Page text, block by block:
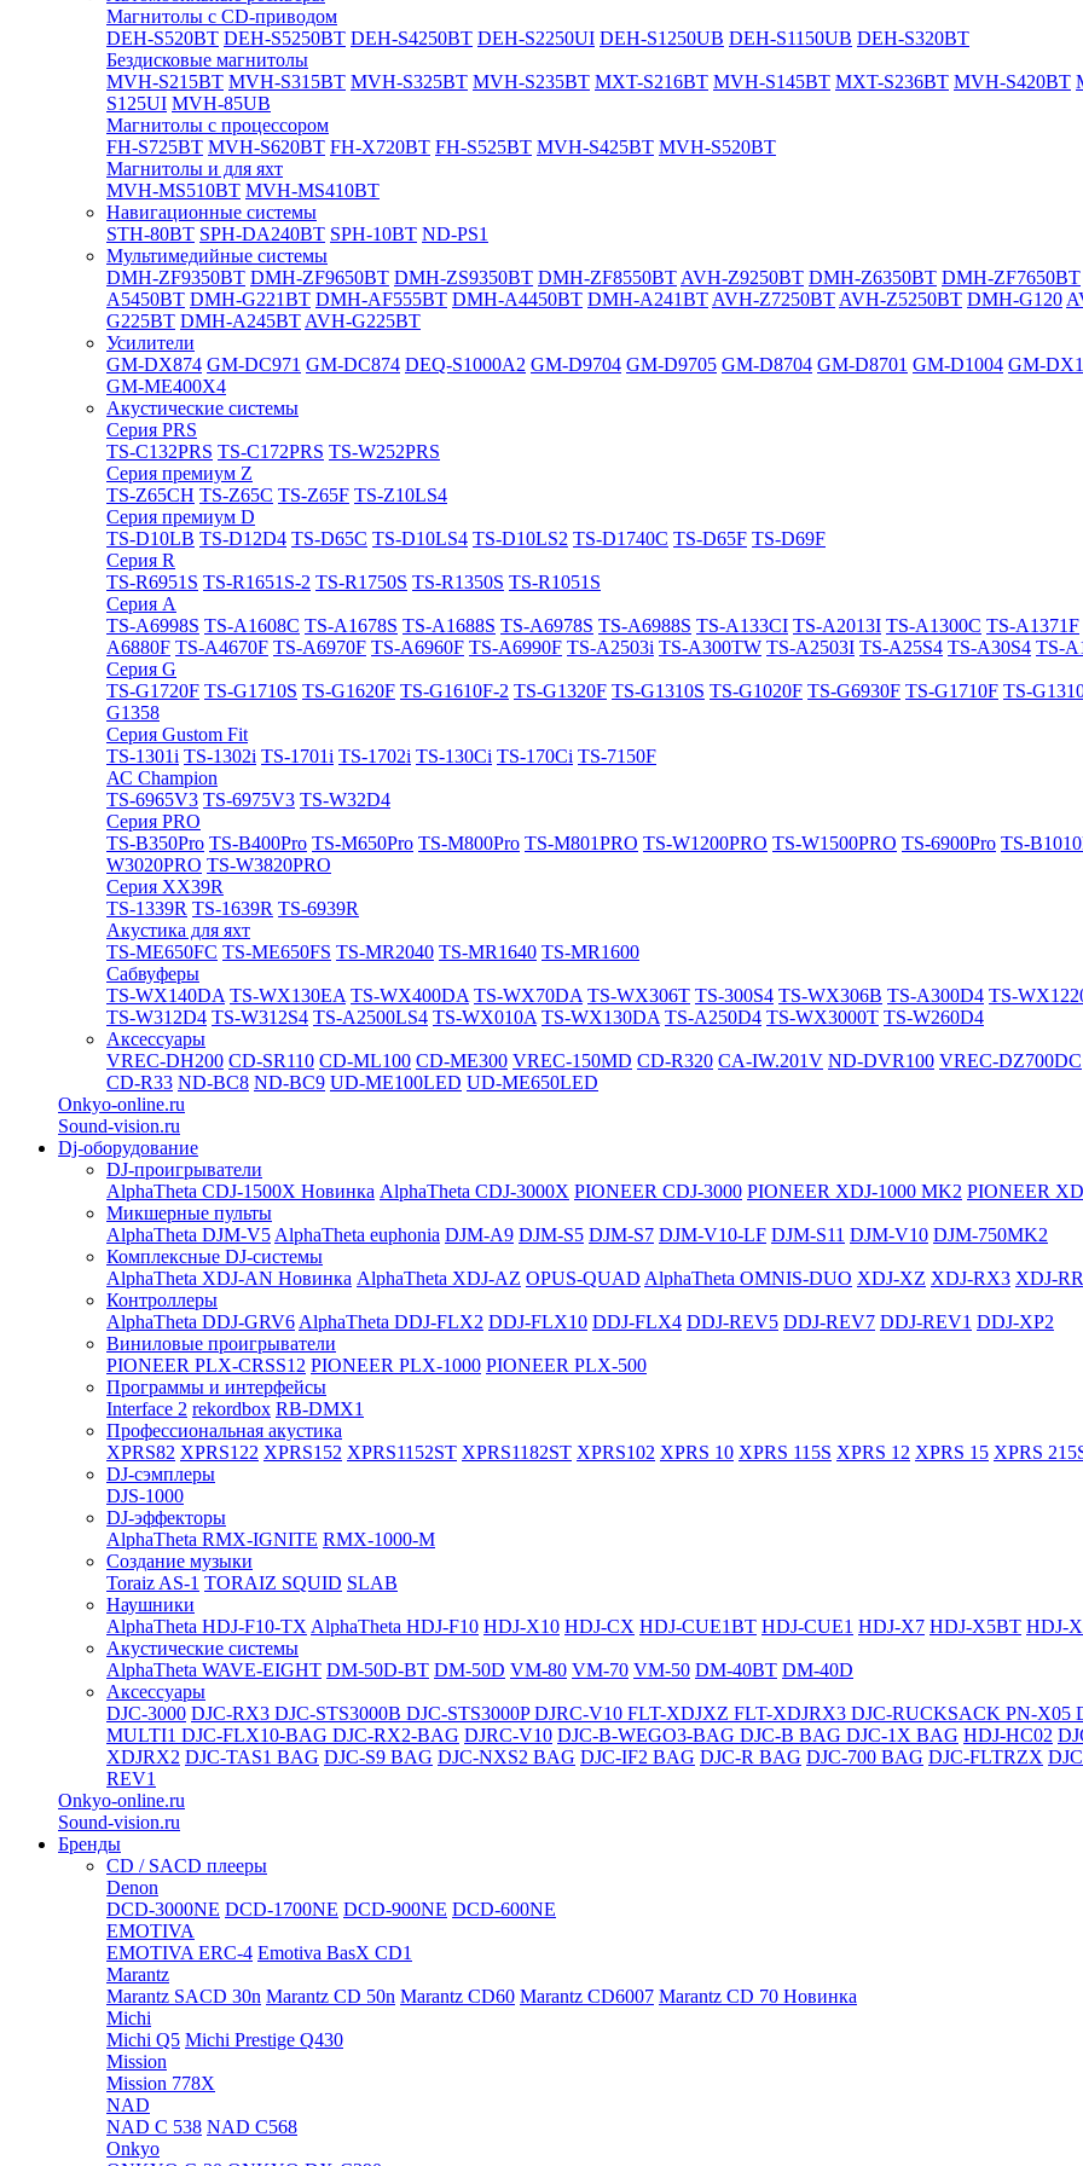
Магнитолы с CD-приводом
DEH-S520BT DEH-S5250BT DEH-S4250BT DEH-S2250UI DEH-S1250UB DEH-S1150UB DEH-S320BT
Бездисковые магнитолы
MVH-S215BT MVH-S315BT MVH-S325BT MVH-S235BT MXT-S216BT MVH-S145BT MXT-S236BT MVH-S420BT
S125UI MVH-85UB
Магнитолы с процессором
FH-S725BT MVH-S620BT FH-X720BT FH-S525BT MVH-S425BT MVH-S520BT
Магнитолы и для яхт
MVH-MS510BT MVH-MS410BT
Навигационные системы
STH-80BT SPH-DA240BT SPH-10BT ND-PS1
Мультимедийные системы
DMH-ZF9350BT DMH-ZF9650BT DMH-ZS9350BT DMH-ZF8550BT AVH-Z9250BT DMH-Z6350BT DMH-ZF7650BT
A5450BT DMH-G221BT DMH-AF555BT DMH-A4450BT DMH-A241BT AVH-Z7250BT AVH-Z5250BT DMH-G120
G225BT DMH-A245BT AVH-G225BT
Усилители
GM-DX874 GM-DC971 GM-DC874 DEQ-S1000A2 GM-D9704 GM-D9705 GM-D8704 GM-D8701 GM-D1004 GM-
GM-ME400X4
Акустические системы
Cерия PRS
TS-C132PRS TS-C172PRS TS-W252PRS
Cерия премиум Z
TS-Z65CH TS-Z65C TS-Z65F TS-Z10LS4
Cерия премиум D
TS-D10LB TS-D12D4 TS-D65C TS-D10LS4 TS-D10LS2 TS-D1740C TS-D65F TS-D69F
Cерия R
TS-R6951S TS-R1651S-2 TS-R1750S TS-R1350S TS-R1051S
Cерия A
TS-A6998S TS-A1608C TS-A1678S TS-A1688S TS-A6978S TS-A6988S TS-A133CI TS-A2013I TS-A1300C TS-A1371F
A6880F TS-A4670F TS-A6970F TS-A6960F TS-A6990F TS-A2503i TS-A300TW TS-A2503I TS-A25S4 TS-A30S4 TS-
Cерия G
TS-G1720F TS-G1710S TS-G1620F TS-G1610F-2 TS-G1320F TS-G1310S TS-G1020F TS-G6930F TS-G1710F TS-
G1358
Cерия Gustom Fit
TS-1301i TS-1302i TS-1701i TS-1702i TS-130Ci TS-170Ci TS-7150F
АС Champion
TS-6965V3 TS-6975V3 TS-W32D4
Cерия PRO
TS-B350Pro TS-B400Pro TS-M650Pro TS-M800Pro TS-M801PRO TS-W1200PRO TS-W1500PRO TS-6900Pro TS-
W3020PRO TS-W3820PRO
Cерия XX39R
TS-1339R TS-1639R TS-6939R
Акустика для яхт
TS-ME650FC TS-ME650FS TS-MR2040 TS-MR1640 TS-MR1600
Сабвуферы
TS-WX140DA TS-WX130EA TS-WX400DA TS-WX70DA TS-WX306T TS-300S4 TS-WX306B TS-A300D4 TS-
TS-W312D4 TS-W312S4 TS-A2500LS4 TS-WX010A TS-WX130DA TS-A250D4 TS-WX3000T TS-W260D4
Аксессуары
VREC-DH200 CD-SR110 CD-ML100 CD-ME300 VREC-150MD CD-R320 CA-IW.201V ND-DVR100 VREC-DZ700DC
CD-R33 ND-BC8 ND-BC9 UD-ME100LED UD-ME650LED
Onkyo-online.ru
Sound-vision.ru
Dj-оборудование
DJ-проигрыватели
AlphaTheta CDJ-1500X Новинка AlphaTheta CDJ-3000X PIONEER CDJ-3000 PIONEER XDJ-1000 MK2 PIONEER
Микшерные пульты
AlphaTheta DJM-V5 AlphaTheta euphonia DJM-A9 DJM-S5 DJM-S7 DJM-V10-LF DJM-S11 DJM-V10 DJM-750MK2
Комплексные DJ-системы
AlphaTheta XDJ-AN Новинка AlphaTheta XDJ-AZ OPUS-QUAD AlphaTheta OMNIS-DUO XDJ-XZ XDJ-RX3 XDJ-RR
Контроллеры
AlphaTheta DDJ-GRV6 AlphaTheta DDJ-FLX2 DDJ-FLX10 DDJ-FLX4 DDJ-REV5 DDJ-REV7 DDJ-REV1 DDJ-XP2
Виниловые проигрыватели
PIONEER PLX-CRSS12 PIONEER PLX-1000 PIONEER PLX-500
Программы и интерфейсы
Interface 2 rekordbox RB-DMX1
Профессиональная акустика
XPRS82 XPRS122 XPRS152 XPRS1152ST XPRS1182ST XPRS102 XPRS 10 XPRS 115S XPRS 12 XPRS 15 XPRS
DJ-сэмплеры
DJS-1000
DJ-эффекторы
AlphaTheta RMX-IGNITE RMX-1000-M
Создание музыки
Toraiz AS-1 TORAIZ SQUID SLAB
Наушники
AlphaTheta HDJ-F10-TX AlphaTheta HDJ-F10 HDJ-X10 HDJ-CX HDJ-CUE1BT HDJ-CUE1 HDJ-X7 HDJ-X5BT HDJ-
Акустические системы
AlphaTheta WAVE-EIGHT DM-50D-BT DM-50D VM-80 VM-70 VM-50 DM-40BT DM-40D
Аксессуары
DJC-3000 DJC-RX3 DJC-STS3000B DJC-STS3000PDJRC-V10 FLT-XDJXZ FLT-XDJRX3 DJC-RUCKSACK PN-X05
MULTI1 DJC-FLX10-BAG DJC-RX2-BAG DJRC-V10 DJC-B-WEGO3-BAG DJC-B BAG DJC-1X BAG HDJ-HC02
XDJRX2 DJC-TAS1 BAG DJC-S9 BAG DJC-NXS2 BAG DJC-IF2 BAG DJC-R BAG DJC-700 BAG DJC-FLTRZX
REV1
Onkyo-online.ru
Sound-vision.ru
Бренды
CD / SACD плееры
Denon
DCD-3000NE DCD-1700NE DCD-900NE DCD-600NE
EMOTIVA
EMOTIVA ERC-4 Emotiva BasX CD1
Marantz
Marantz SACD 30n Marantz CD 50n Marantz CD60 Marantz CD6007 Marantz CD 70 Новинка
Michi
Michi Q5 Michi Prestige Q430
Mission
Mission 778X
NAD
NAD C 538 NAD C568
Onkyo